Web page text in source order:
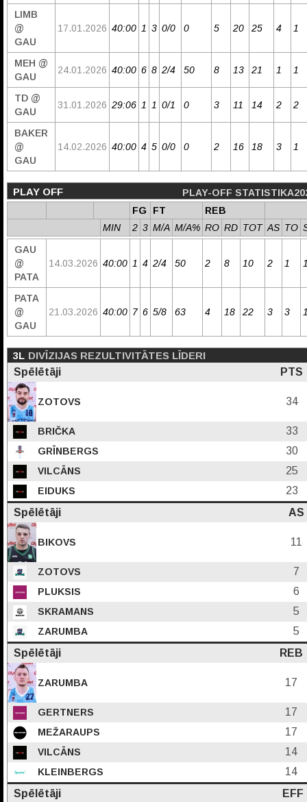
LIMB
@
GAU
17.01.2026 40:00 1 3 0/0 0 5 20 25 4 1
MEH @
GAU
24.01.2026 40:00 6 8 2/4 50 8 13 21 1 1
TD @
GAU
31.01.2026 29:06 1 1 0/1 0 3 11 14 2 2
BAKER
@
GAU
14.02.2026 40:00 4 5 0/0 0 2 16 18 3 1
PLAY OFF
PLAY-OFF
FG
FT
REB
MIN
2 3 M/A M/A% RO RD TOT AS TO
GAU
@
PATA
14.03.2026 40:00 1 4 2/4 50 2 8 10 2 1
PATA
@
GAU
21.03.2026 40:00 7 6 5/8 63 4 18 22 3 3
3L DIVĪZIJAS REZULTIVITĀTES LĪDERI
Spēlētāji
PTS
ZOTOVS 34
BRIČKA 33
GRĪNBERGS 30
VILCĀNS 25
EIDUKS
23
Spēlētāji
AS
BIKOVS 11
ZOTOVS 7
PLUKSIS 6
SKRAMANS 5
ZARUMBA
5
Spēlētāji
REB
ZARUMBA 17
GERTNERS 17
MEŽARAUPS 17
VILCĀNS 14
KLEINBERGS
14
Spēlētāji
EFF